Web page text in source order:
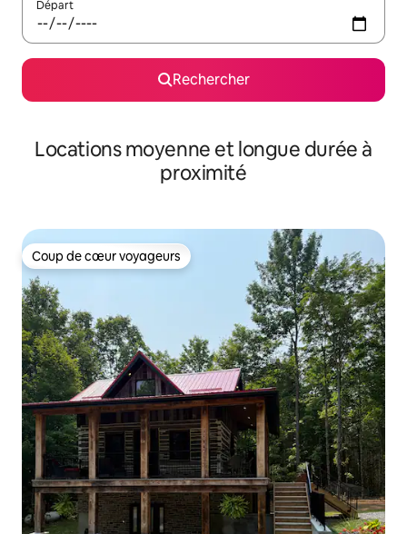
Départ
Rechercher
Locations moyenne et longue durée à
proximité
Coup de cœur voyageurs
Coup de cœur voyageurs